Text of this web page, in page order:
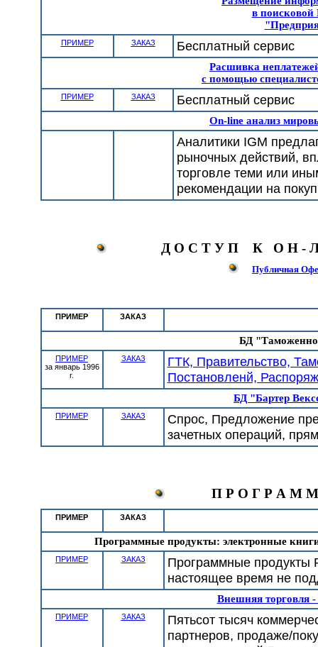
в
ПРИМЕР ЗАКАЗ Бесплатный сервис
Расшивка
с помощью
ПРИМЕР ЗАКАЗ Бесплатный сервис
On-line анализ
Аналитики IGM
рыночных действий,
торговле теми или
рекомендации на
Д О С Т У П К О Н -
Публичная
ПРИМЕР ЗАКАЗ
БД
ПРИМЕР
за январь 1996
г.
ЗАКАЗ
ГТК, Правительство,
Постановленй,
БД "Бартер
ПРИМЕР ЗАКАЗ
Спрос, Предложение
зачетных операций,
П Р О Г Р А М
ПРИМЕР ЗАКАЗ
Программные продукты: электронные
ПРИМЕР ЗАКАЗ
Программные продукты
настоящее время не
Внешняя торговля
ПРИМЕР ЗАКАЗ
Пятьсот тысяч
партнеров, продаже/